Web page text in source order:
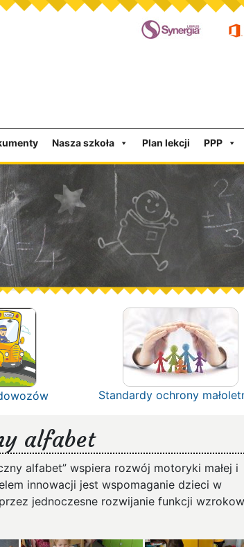
Nasza szkoła Plan lekcji PPP
Standardy ochrony
alfabet
alfabet” wspiera rozwój motoryki małej i
innowacji jest wspomaganie dzieci w
jednoczesne rozwijanie funkcji